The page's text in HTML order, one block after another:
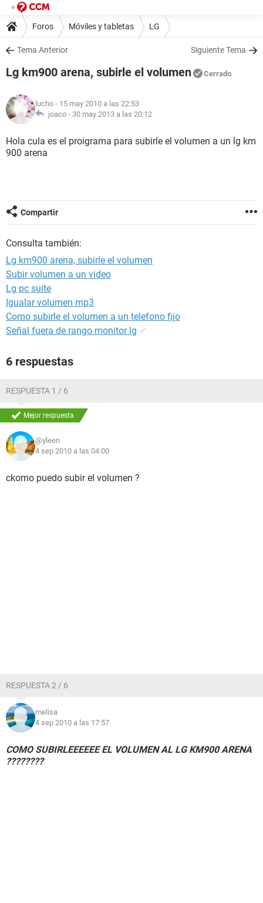
Foros Móviles y tabletas LG
Tema Anterior Siguiente Tema
Lg km900 arena, subirle el volumen Cerrado
lucho - 15 may 2010 a las 22:53
joaco - 30 may 2013 a las 20:12
Hola cula es el proigrama para subirle el volumen a un lg km
900 arena
Compartir
Consulta también:
Lg km900 arena, subirle el volumen
Subir volumen a un video
Lg pc suite
Igualar volumen mp3
Como subirle el volumen a un telefono fijo
Señal fuera de rango monitor lg ✓
6 respuestas
RESPUESTA 1 / 6
Mejor respuesta
@yleen
4 sep 2010 a las 04:00
ckomo puedo subir el volumen ?
RESPUESTA 2 / 6
melisa
4 sep 2010 a las 17:57
COMO SUBIRLEEEEEE EL VOLUMEN AL LG KM900 ARENA
????????